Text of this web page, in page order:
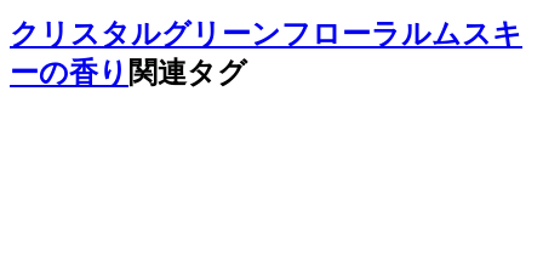
クリスタルグリーンフローラルムスキ
ーの香り 関連タグ